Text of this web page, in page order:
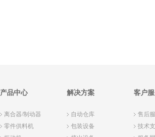
产品中心
离合器/制动器
零件供料机
解决方案
自动仓库
包装设备
客户
售后
技术